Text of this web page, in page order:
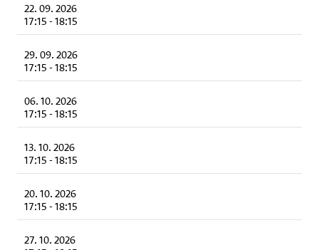
22. 09. 2026
17:15 -18:15
29. 09. 2026
17:15 -18:15
06. 10. 2026
17:15 -18:15
13. 10. 2026
17:15 -18:15
20. 10. 2026
17:15 -18:15
27. 10. 2026